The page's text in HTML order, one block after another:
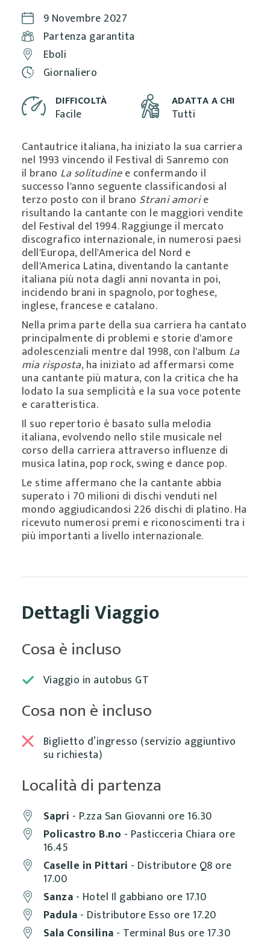
9 Novembre 2027
Partenza garantita
Eboli
Giornaliero
DIFFICOLTÀ
Facile
ADATTA A CHI
Tutti
Cantautrice italiana, ha iniziato la sua carriera
nel 1993 vincendo il Festival di Sanremo con
il brano La solitudinee confermando il
successo l'anno seguente classificandosi al
terzo posto con il brano Strani amorie
risultando la cantante con le maggiori vendite
del Festival del 1994. Raggiunge il mercato
discografico internazionale, in numerosi paesi
dell'Europa, dell'America del Nord e
dell'America Latina, diventando la cantante
italiana più nota dagli anni novanta in poi,
incidendo brani in spagnolo, portoghese,
inglese, francese e catalano.
Nella prima parte della sua carriera ha cantato
principalmente di problemi e storie d'amore
adolescenziali mentre dal 1998, con l'album La
mia risposta, ha iniziato ad affermarsi come
una cantante più matura, con la critica che ha
lodato la sua semplicità e la sua voce potente
e caratteristica.
Il suo repertorio è basato sulla melodia
italiana, evolvendo nello stile musicale nel
corso della carriera attraverso influenze di
musica latina, pop rock, swing e dance pop.
Le stime affermano che la cantante abbia
superato i 70 milioni di dischi venduti nel
mondo aggiudicandosi 226 dischi di platino. Ha
ricevuto numerosi premi e riconoscimenti tra i
più importanti a livello internazionale.
Dettagli Viaggio
Cosa è incluso
Viaggio in autobus GT
Cosa non è incluso
Biglietto d’ingresso (servizio aggiuntivo
su richiesta)
Località di partenza
Sapri - P.zza San Giovanni ore 16.30
Policastro B.no - Pasticceria Chiara ore
16.45
Caselle in Pittari - Distributore Q8 ore
17.00
Sanza - Hotel Il gabbiano ore 17.10
Padula - Distributore Esso ore 17.20
Sala Consilina - Terminal Bus ore 17.30